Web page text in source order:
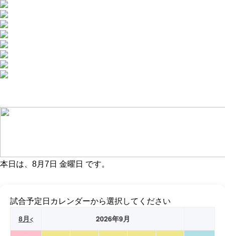
本日は、 8月7日 金曜日 です。
試合予定日カレンダーから選択してください
8月< 2026年9月